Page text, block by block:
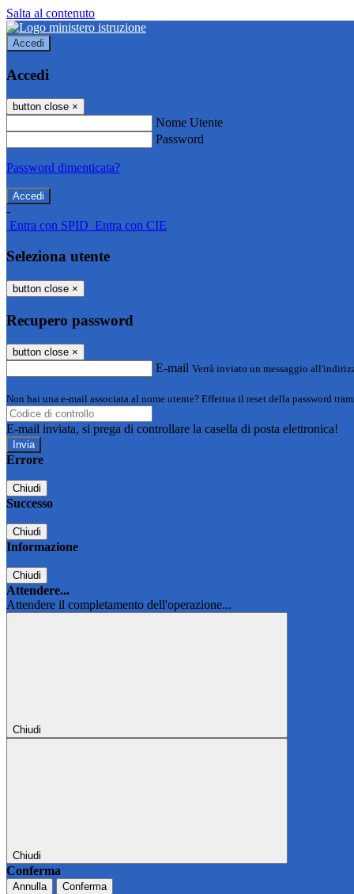
Salta al contenuto
Accedi
Accedi
button close ×
Nome Utente
Password
Password dimenticata?
-
Entra con SPID Entra con CIE
Seleziona utente
button close ×
Recupero password
button close ×
E-mail Verrà inviato un messaggio
Non hai una e-mail associata al nome utente? Effettua il reset della password
E-mail inviata, si prega di controllare la casella di posta elettronica!
Errore
Chiudi
Successo
Chiudi
Informazione
Chiudi
Attendere...
Attendere il completamento dell'operazione...
Chiudi
Chiudi
Conferma
Annulla Conferma